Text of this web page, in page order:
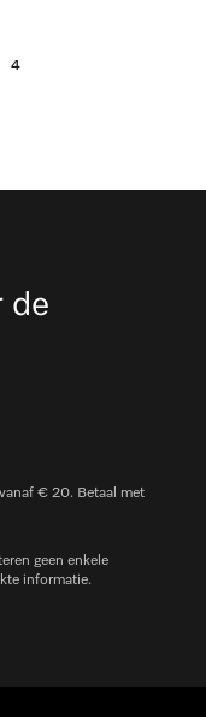
4
de
€ 20. Betaal met
geen enkele
informatie.